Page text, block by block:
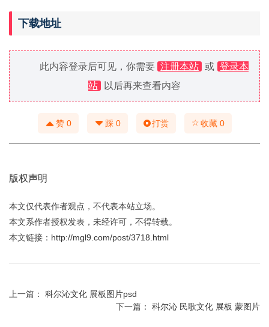
下载地址
此内容登录后可见，你需要 注册本站 或 登录本
站
以后再来查看内容
赞 0 踩 0 打赏 ☆收藏 0
版权声明
本文仅代表作者观点，不代表本站立场。
本文系作者授权发表，未经许可，不得转载。
本文链接： http://mgl9.com/post/3718.html
上一篇： 科尔沁文化 展板图片psd
下一篇： 科尔沁 民歌文化 展板 蒙图片